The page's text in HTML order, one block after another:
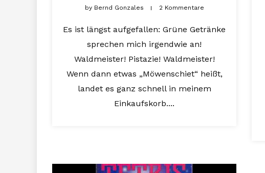
byBernd Gonzales 2 Kommentare
Es ist längst aufgefallen: Grüne Getränke
sprechen mich irgendwie an!
Waldmeister! Pistazie! Waldmeister!
Wenn dann etwas „Möwenschiet“ heißt,
landet es ganz schnell in meinem
Einkaufskorb....